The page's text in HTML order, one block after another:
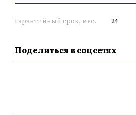
Гарантийный срок, мес. 24
Поделиться в соцсетях